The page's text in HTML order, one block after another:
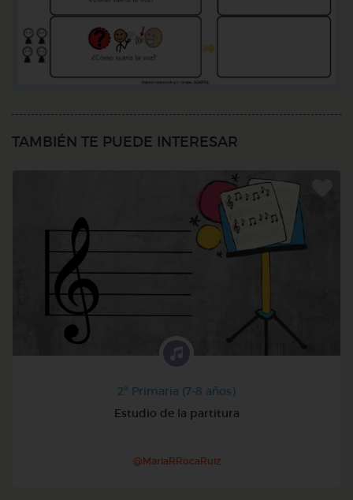
TAMBIÉN TE PUEDE INTERESAR
2º Primaria (7-8 años)
Estudio de la partitura
@MariaRRocaRuiz